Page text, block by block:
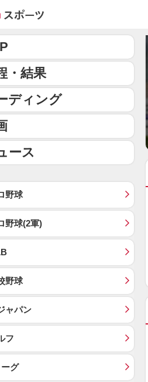
・結果
ディング
ース
野球
野球(2軍)
野球
ャパン
フ
グ